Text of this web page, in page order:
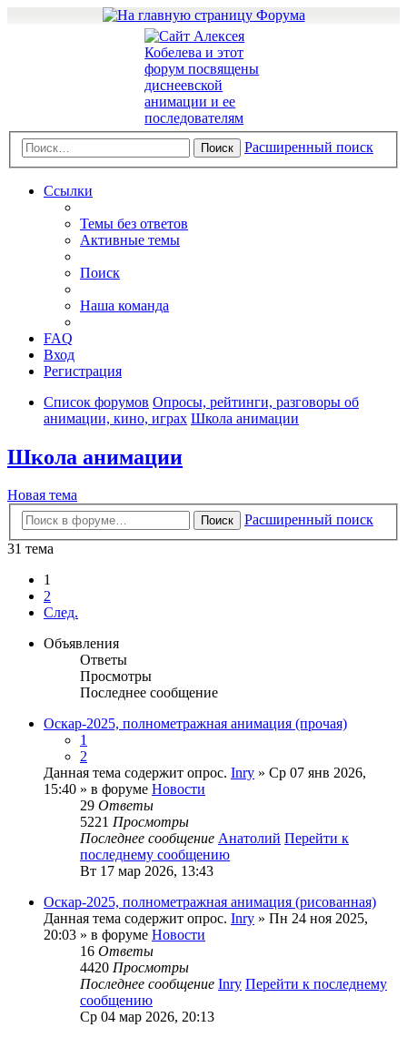
Поиск Расширенный поиск
Ссылки
Темы без ответов
Активные темы
Поиск
Наша команда
FAQ
Вход
Регистрация
Список форумов Опросы, рейтинги, разговоры об
анимации, кино, играх Школа анимации
Школа анимации
Новая тема
Поиск
Расширенный поиск
31 тема
1
2
След.
Объявления
Ответы
Просмотры
Последнее сообщение
Оскар-2025, полнометражная анимация (прочая)
1
2
Данная тема содержит опрос. Inry » Ср 07 янв 2026,
15:40 » в форуме Новости
29 Ответы
5221 Просмотры
Последнее сообщение Анатолий Перейти к
последнему сообщению
Вт 17 мар 2026, 13:43
Оскар-2025, полнометражная анимация (рисованная)
Данная тема содержит опрос. Inry » Пн 24 ноя 2025,
20:03 » в форуме Новости
16 Ответы
4420 Просмотры
Последнее сообщение Inry Перейти к последнему
сообщению
Ср 04 мар 2026, 20:13